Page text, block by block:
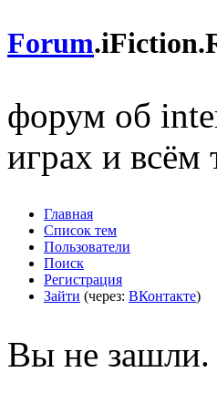
Forum.
форум об
играх и всём
Главная
Список тем
Пользователи
Поиск
Регистрация
Зайти (через: ВКонтакте)
Вы не зашли.